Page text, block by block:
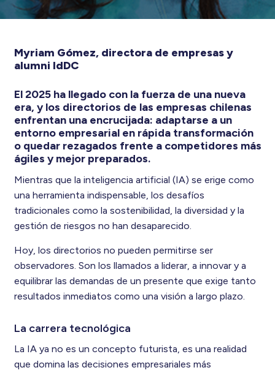
Myriam Gómez, directora de empresas y
alumni IdDC
El 2025 ha llegado con la fuerza de una nueva
era, y los directorios de las empresas chilenas
enfrentan una encrucijada: adaptarse a un
entorno empresarial en rápida transformación
o quedar rezagados frente a competidores más
ágiles y mejor preparados.
Mientras que la inteligencia artificial (IA) se erige como
una herramienta indispensable, los desafíos
tradicionales como la sostenibilidad, la diversidad y la
gestión de riesgos no han desaparecido.
Hoy, los directorios no pueden permitirse ser
observadores. Son los llamados a liderar, a innovar y a
equilibrar las demandas de un presente que exige tanto
resultados inmediatos como una visión a largo plazo.
La carrera tecnológica
La IA ya no es un concepto futurista, es una realidad
que domina las decisiones empresariales más